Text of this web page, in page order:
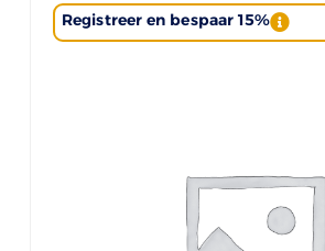
Registreer en bespaar 15%